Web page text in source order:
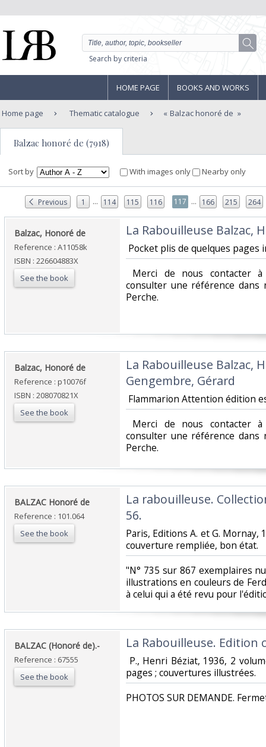
Search by criteria
HOME PAGE BOOKS AND WORKS
Home page Thematic catalogue Balzac honoré de
Balzac honoré de (7918)
Sort by With images only Nearby only
Previous 1 ... 114 115 116 117 ... 166 215 264
‎Balzac, Honoré de ‎
Reference : A11058k
ISBN : 226604883X
See the book
‎La Rabouilleuse Balzac,
Pocket plis de quelques pages
Merci de nous contacter
consulter une référence dans
Perche.‎
‎Balzac, Honoré de ‎
Reference : p10076f
ISBN : 208070821X
See the book
‎La Rabouilleuse Balzac,
Gengembre, Gérard‎
Flammarion Attention édition
Merci de nous contacter
consulter une référence dans
Perche.‎
‎BALZAC Honoré de‎
Reference : 101.064
See the book
‎La rabouilleuse.
56.‎
‎Paris, Editions A. et G. Mornay,
couverture rempliée, bon état.‎
‎"N° 735 sur 867 exemplaires
illustrations en couleurs de
à celui qui a été revu pour
‎BALZAC (Honoré de).-‎
Reference : 67555
See the book
‎La Rabouilleuse. Edition
P., Henri Béziat, 1936, 2
pages ; couvertures illustrées. ‎
‎PHOTOS SUR DEMANDE.